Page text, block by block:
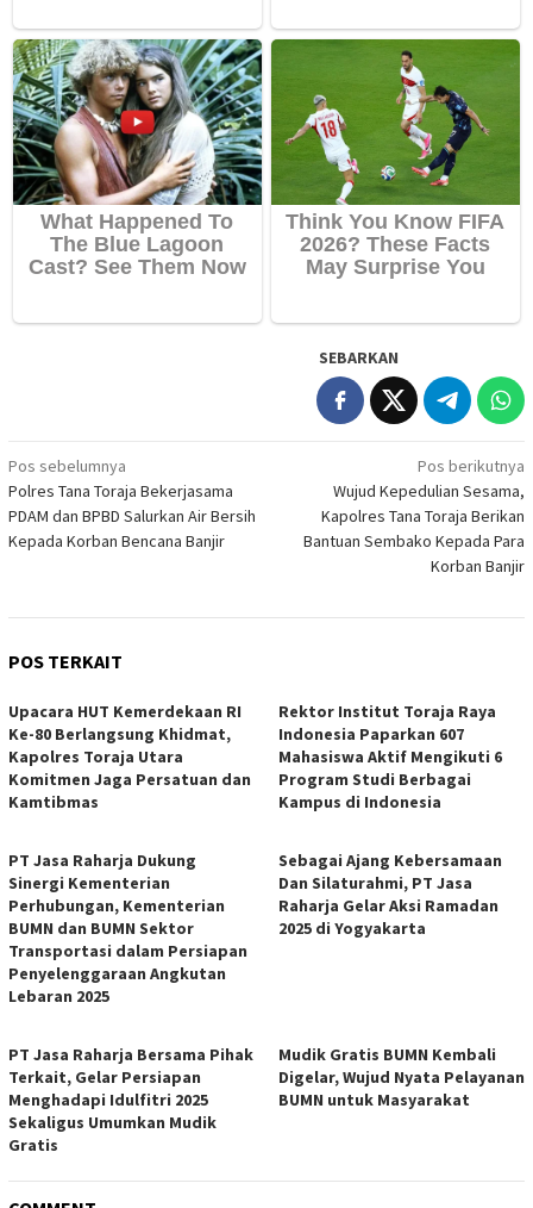
SEBARKAN
Navigasi
pos
Pos sebelumnya
Polres Tana Toraja Bekerjasama
PDAM dan BPBD Salurkan Air Bersih
Kepada Korban Bencana Banjir
Pos berikutnya
Wujud Kepedulian Sesama,
Kapolres Tana Toraja Berikan
Bantuan Sembako Kepada Para
Korban Banjir
POS TERKAIT
Upacara HUT Kemerdekaan RI
Ke-80 Berlangsung Khidmat,
Kapolres Toraja Utara
Komitmen Jaga Persatuan dan
Kamtibmas
Rektor Institut Toraja Raya
Indonesia Paparkan 607
Mahasiswa Aktif Mengikuti 6
Program Studi Berbagai
Kampus di Indonesia
PT Jasa Raharja Dukung
Sinergi Kementerian
Perhubungan, Kementerian
BUMN dan BUMN Sektor
Transportasi dalam Persiapan
Penyelenggaraan Angkutan
Lebaran 2025
Sebagai Ajang Kebersamaan
Dan Silaturahmi, PT Jasa
Raharja Gelar Aksi Ramadan
2025 di Yogyakarta
PT Jasa Raharja Bersama Pihak
Terkait, Gelar Persiapan
Menghadapi Idulfitri 2025
Sekaligus Umumkan Mudik
Gratis
Mudik Gratis BUMN Kembali
Digelar, Wujud Nyata Pelayanan
BUMN untuk Masyarakat